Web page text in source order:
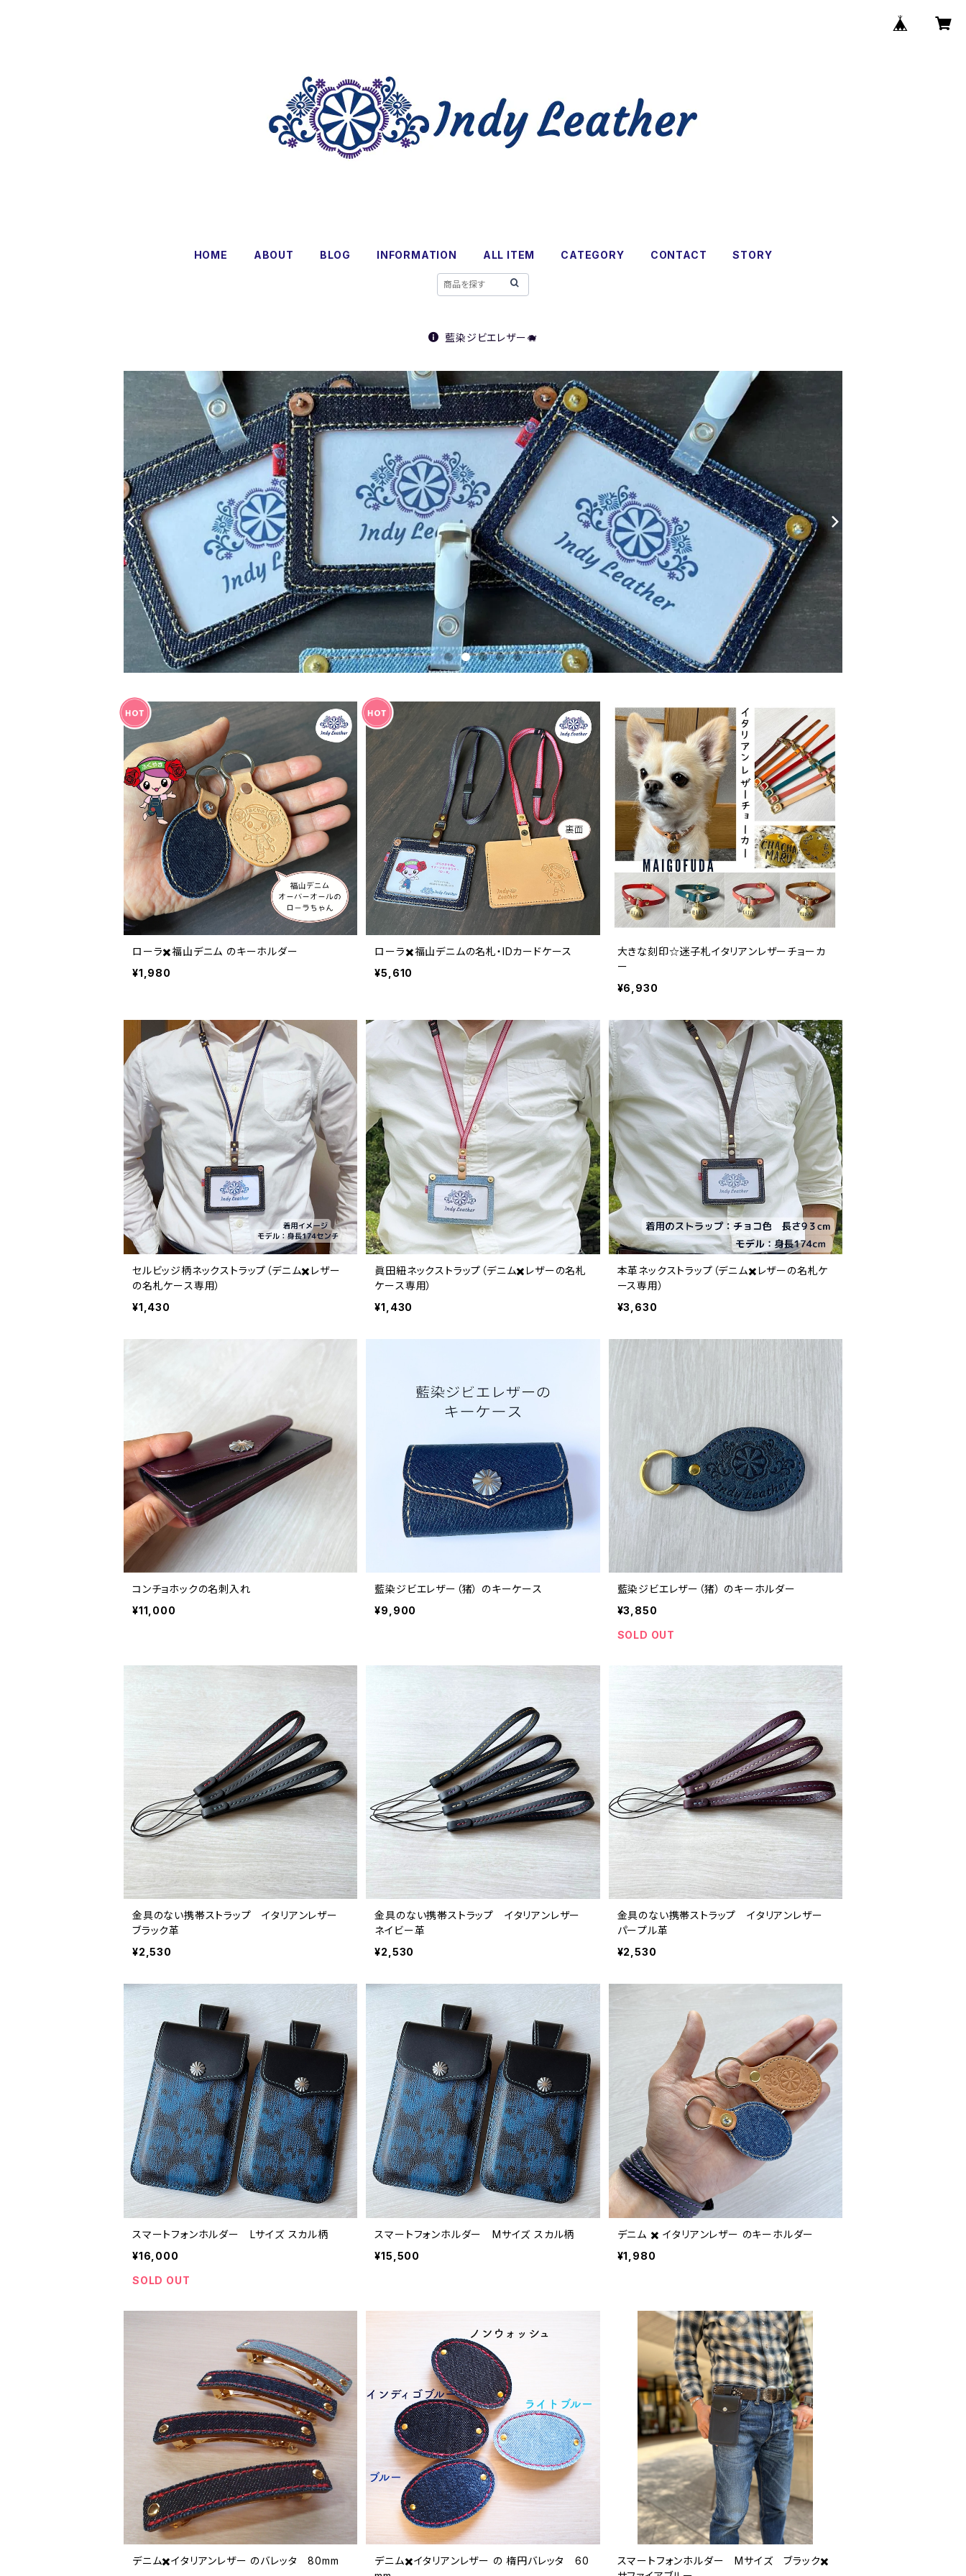
HOME ABOUT BLOG INFORMATION ALL ITEM CATEGORY CONTACT STORY
藍染ジビエレザー🐗
ローラ✖️福山デニム のキーホルダー
¥1,980
ローラ✖️福山デニムの名札・IDカードケース
¥5,610
大きな刻印☆迷子札イタリアンレザーチョーカ
ー
¥6,930
セルビッジ柄ネックストラップ（デニム✖️レザー
の名札ケース専用）
¥1,430
眞田紐ネックストラップ（デニム✖️レザーの名札
ケース専用）
¥1,430
本革ネックストラップ（デニム✖️レザーの名札ケ
ース専用）
¥3,630
コンチョホックの名刺入れ
¥11,000
藍染ジビエレザー（猪） のキーケース
¥9,900
藍染ジビエレザー（猪） のキーホルダー
¥3,850
SOLD OUT
金具のない携帯ストラップ イタリアンレザー
ブラック革
¥2,530
金具のない携帯ストラップ イタリアンレザー
ネイビー革
¥2,530
金具のない携帯ストラップ イタリアンレザー
パープル革
¥2,530
スマートフォンホルダー Lサイズ スカル柄
¥16,000
SOLD OUT
スマートフォンホルダー Mサイズ スカル柄
¥15,500
デニム ✖️ イタリアンレザー のキーホルダー
¥1,980
デニム✖️イタリアンレザー のバレッタ 80mm
デニム✖️イタリアンレザー の 楕円バレッタ 60
スマートフォンホルダー Mサイズ ブラック✖️